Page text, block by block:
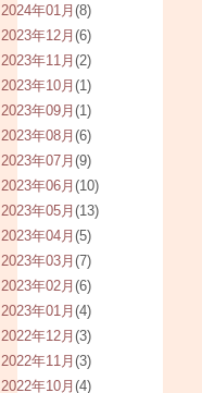
2024年01月 (8)
2023年12月 (6)
2023年11月 (2)
2023年10月 (1)
2023年09月 (1)
2023年08月 (6)
2023年07月 (9)
2023年06月 (10)
2023年05月 (13)
2023年04月 (5)
2023年03月 (7)
2023年02月 (6)
2023年01月 (4)
2022年12月 (3)
2022年11月 (3)
2022年10月 (4)